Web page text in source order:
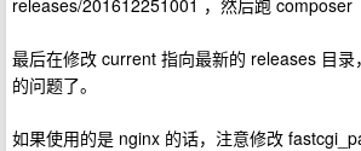
releases/201612251001 ，然后跑 composer
最后在修改 current 指向最新的 releases 目
的问题了。
如果使用的是 nginx 的话，注意修改